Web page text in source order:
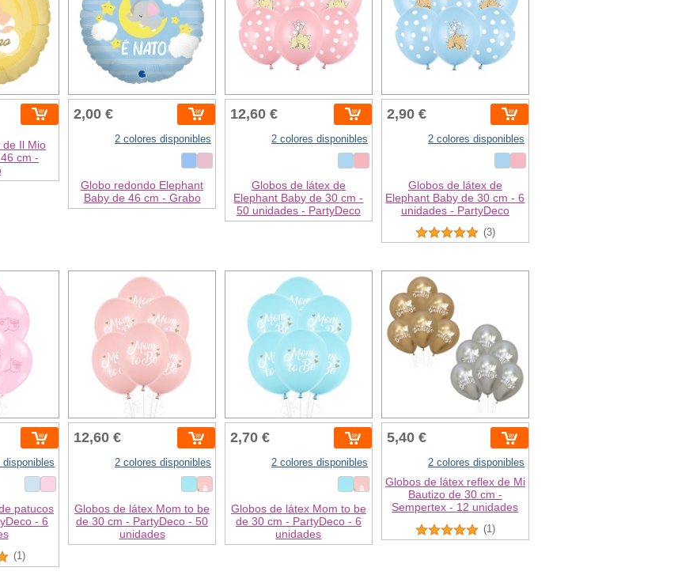
de Il Mio
cm -
2,00 €
2 colores disponibles
Globo redondo Elephant
Baby de 46 cm - Grabo
12,60 €
2 colores disponibles
Globos de látex de
Elephant Baby de 30 cm -
50 unidades - PartyDeco
2,90 €
2 colores disponibles
Globos de látex de
Elephant Baby de 30 cm - 6
unidades - PartyDeco
(3)
patucos
- 6
(1)
12,60 €
2 colores disponibles
Globos de látex Mom to be
de 30 cm - PartyDeco - 50
unidades
2,70 €
2 colores disponibles
Globos de látex Mom to be
de 30 cm - PartyDeco - 6
unidades
5,40 €
2 colores disponibles
Globos de látex reflex de Mi
Bautizo de 30 cm -
Sempertex - 12 unidades
(1)